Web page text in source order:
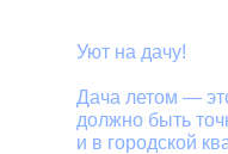
Уют на дачу!
Дача летом —
должно быть
и в городской